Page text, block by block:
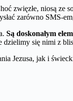
zwięzłe, niosą
zarówno SMS-
Są doskonałym
dzielimy się nimi z
Jezusa, jak i